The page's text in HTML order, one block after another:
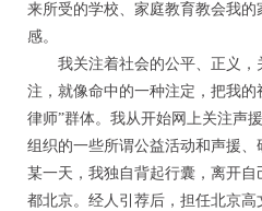
来所受的学校、家庭教育教会我
感。
我关注着社会的公平、正义，
注，就像命中的一种注定，把我
律师”群体。我从开始网上关注声
组织的一些所谓公益活动和声援、
某一天，我独自背起行囊，离开
都北京。经人引荐后，担任北京